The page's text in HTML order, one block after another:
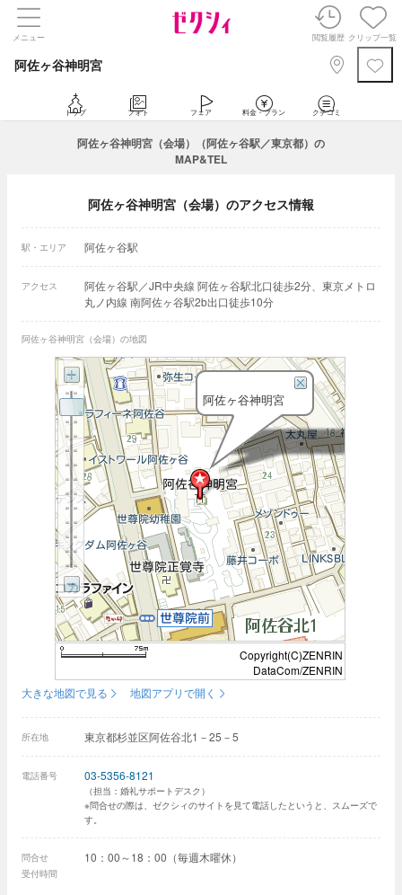
メニュー 閲覧履歴 クリップ一覧
阿佐ヶ谷神明宮
トップ フォト フェア 料金・プラン クチコミ
阿佐ヶ谷神明宮（会場）（阿佐ヶ谷駅／東京都）の
MAP&TEL
阿佐ヶ谷神明宮（会場）のアクセス情報
駅・エリア 阿佐ヶ谷駅
アクセス
阿佐ヶ谷駅／JR中央線 阿佐ヶ谷駅北口徒歩2分、東京メトロ
丸ノ内線 南阿佐ヶ谷駅2b出口徒歩10分
阿佐ヶ谷神明宮（会場）の地図
阿佐ヶ谷神明宮
Copyright(C)ZENRIN
DataCom/ZENRIN
大きな地図で見る
地図アプリで開く
所在地 東京都杉並区阿佐谷北1－25－5
電話番号 03-5356-8121
（担当：婚礼サポートデスク）
※問合せの際は、ゼクシィのサイトを見て電話したというと、スムーズで
す。
問合せ
受付時間
10：00～18：00（毎週木曜休）